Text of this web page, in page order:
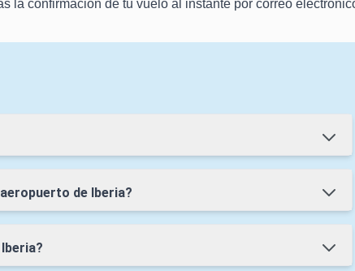
la confirmación de tu vuelo al instante por correo
de Iberia?